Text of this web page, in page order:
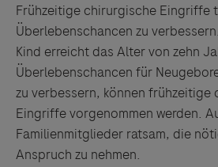
Frühzeitige chirurgische Eingriffe
Überlebenschancen zu
Kind erreicht das Alter von zehn
Überlebenschancen für
zu verbessern, können frühzeitige
Eingriffe vorgenommen werden.
Familienmitglieder ratsam, die
Anspruch zu nehmen.